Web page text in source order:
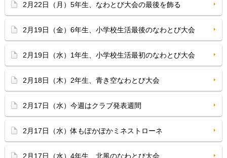
2月22日（月）5年生、なわとび大会の最後を飾る
2月19日（金）6年生、小学校生活最後のなわとび大会
2月19日（水）1年生、小学校生活最初のなわとび大会
2月18日（木）2年生、青き空なわとび大会
2月17日（水）今週はクラブ発表週間
2月17日（水）体もぽかぽかミネストローネ
2月17日（水）4年生、北風のなわとび大会